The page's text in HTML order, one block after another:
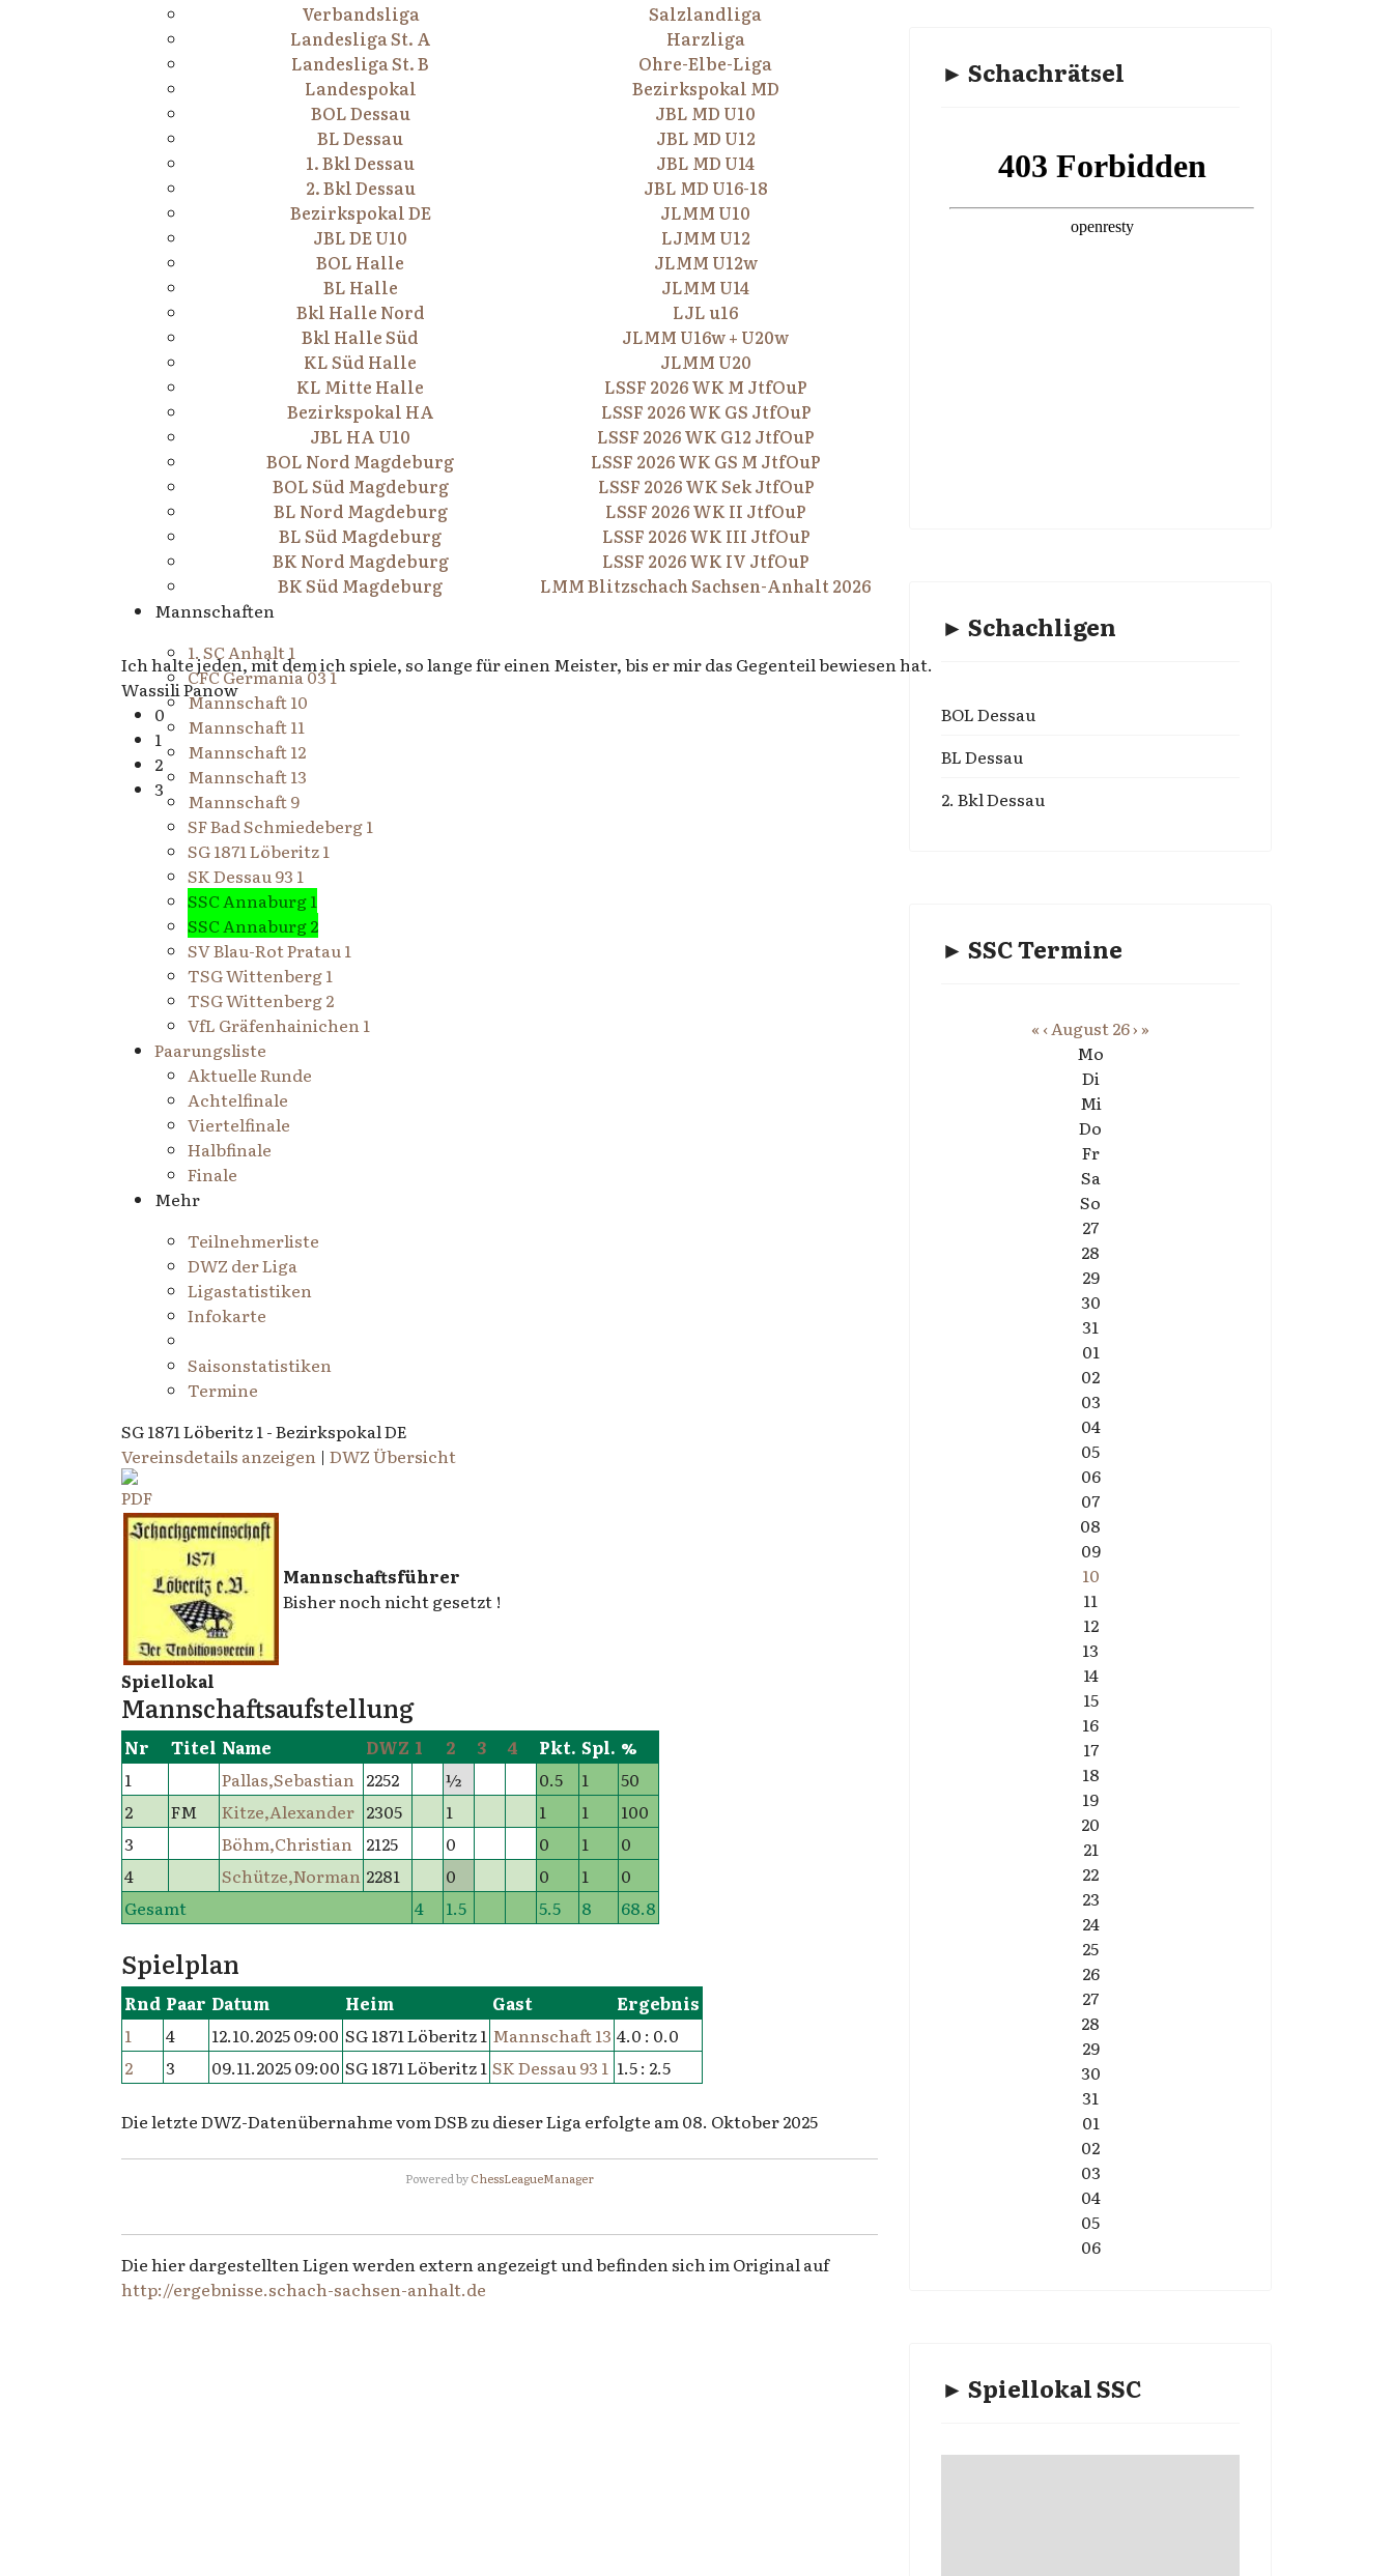
Ich halte jeden, mit dem ich spiele, so lange für einen Meister, bis er mir das Gegenteil bewiesen hat.
Wassili Panow
0
1
2
3
Verbandsliga
Salzlandliga
Landesliga St. A
Harzliga
Landesliga St. B
Ohre-Elbe-Liga
Landespokal
Bezirkspokal MD
BOL Dessau
JBL MD U10
BL Dessau
JBL MD U12
1. Bkl Dessau
JBL MD U14
2. Bkl Dessau
JBL MD U16-18
Bezirkspokal DE
JLMM U10
JBL DE U10
LJMM U12
BOL Halle
JLMM U12w
BL Halle
JLMM U14
Bkl Halle Nord
LJL u16
Bkl Halle Süd
JLMM U16w + U20w
KL Süd Halle
JLMM U20
KL Mitte Halle
LSSF 2026 WK M JtfOuP
Bezirkspokal HA
LSSF 2026 WK GS JtfOuP
JBL HA U10
LSSF 2026 WK G12 JtfOuP
BOL Nord Magdeburg
LSSF 2026 WK GS M JtfOuP
BOL Süd Magdeburg
LSSF 2026 WK Sek JtfOuP
BL Nord Magdeburg
LSSF 2026 WK II JtfOuP
BL Süd Magdeburg
LSSF 2026 WK III JtfOuP
BK Nord Magdeburg
LSSF 2026 WK IV JtfOuP
BK Süd Magdeburg
LMM Blitzschach Sachsen-Anhalt 2026
Mannschaften
1. SC Anhalt 1
CFC Germania 03 1
Mannschaft 10
Mannschaft 11
Mannschaft 12
Mannschaft 13
Mannschaft 9
SF Bad Schmiedeberg 1
SG 1871 Löberitz 1
SK Dessau 93 1
SSC Annaburg 1
SSC Annaburg 2
SV Blau-Rot Pratau 1
TSG Wittenberg 1
TSG Wittenberg 2
VfL Gräfenhainichen 1
Paarungsliste
Aktuelle Runde
Achtelfinale
Viertelfinale
Halbfinale
Finale
Mehr
Teilnehmerliste
DWZ der Liga
Ligastatistiken
Infokarte
Saisonstatistiken
Termine
SG 1871 Löberitz 1 - Bezirkspokal DE
Vereinsdetails anzeigen | DWZ Übersicht
Mannschaftsführer
Bisher noch nicht gesetzt !
Spiellokal
Mannschaftsaufstellung
Nr Titel Name DWZ 1 2 3 4 Pkt. Spl. %
1
Pallas,Sebastian 2252 ½ 0.5 1
50
2
FM Kitze,Alexander 2305 1 1 1
100
3
Böhm,Christian 2125 0 0 1
0
4
Schütze,Norman 2281 0 0 1
0
Gesamt
4 1.5 5.5 8 68.8
Spielplan
Rnd Paar Datum Heim Gast
Ergebnis
1
4 12.10.2025 09:00 SG 1871 Löberitz 1 Mannschaft 13 4.0 : 0.0
2
3 09.11.2025 09:00 SG 1871 Löberitz 1 SK Dessau 93 1 1.5 : 2.5
Die letzte DWZ-Datenübernahme vom DSB zu dieser Liga erfolgte am 08. Oktober 2025
Powered byChessLeagueManager
Die hier dargestellten Ligen werden extern angezeigt und befinden sich im Original auf
http://ergebnisse.schach-sachsen-anhalt.de
► Schachrätsel
► Schachligen
BOL Dessau
BL Dessau
2. Bkl Dessau
► SSC Termine
« ‹August 26› »
Mo
Di
Mi
Do
Fr
Sa
So
27
28
29
30
31
01
02
03
04
05
06
07
08
09
10
11
12
13
14
15
16
17
18
19
20
21
22
23
24
25
26
27
28
29
30
31
01
02
03
04
05
06
► Spiellokal SSC